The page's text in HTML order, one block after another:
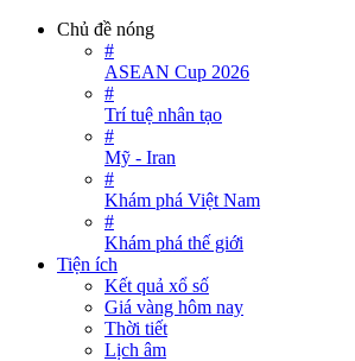
Chủ đề nóng
#
ASEAN Cup 2026
#
Trí tuệ nhân tạo
#
Mỹ - Iran
#
Khám phá Việt Nam
#
Khám phá thế giới
Tiện ích
Kết quả xổ số
Giá vàng hôm nay
Thời tiết
Lịch âm